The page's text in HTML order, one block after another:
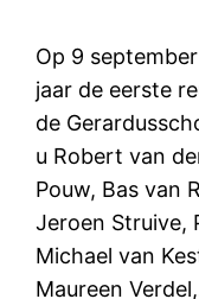
Op 9
jaar de eerste
de
u Robert van
Pouw, Bas van
Jeroen Struive,
Michael van
Maureen